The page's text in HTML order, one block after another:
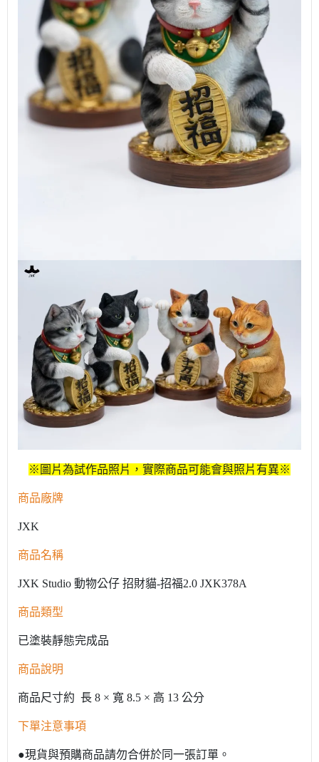
※圖片為試作品照片，實際商品可能會與照片有異※
商品廠牌
JXK
商品名稱
JXK Studio 動物公仔 招財貓-招福2.0 JXK378A
商品類型
已塗裝靜態完成品
商品說明
商品尺寸約 長 8 × 寬 8.5 × 高 13 公分
下單注意事項
●現貨與預購商品請勿合併於同一張訂單。